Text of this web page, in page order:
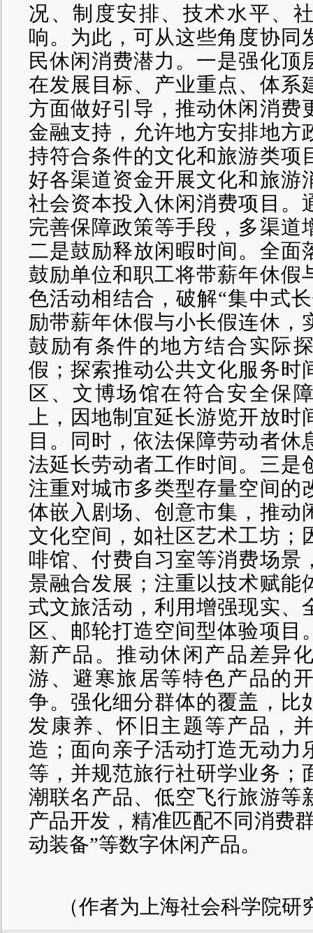
况、制度安排、技术水平、
响。为此，可从这些角度协同
民休闲消费潜力。一是强化顶
在发展目标、产业重点、体系
方面做好引导，推动休闲消费
金融支持，允许地方安排地方
持符合条件的文化和旅游类项
好各渠道资金开展文化和旅游
社会资本投入休闲消费项目。
完善保障政策等手段，多渠道
二是鼓励释放闲暇时间。全面
鼓励单位和职工将带薪年休假
色活动相结合，破解“集中式
励带薪年休假与小长假连休，
鼓励有条件的地方结合实际
假；探索推动公共文化服务时
区、文博场馆在符合安全保
上，因地制宜延长游览开放
目。同时，依法保障劳动者休
法延长劳动者工作时间。三是
注重对城市多类型存量空间的
体嵌入剧场、创意市集，推动
文化空间，如社区艺术工坊；
啡馆、付费自习室等消费场景
景融合发展；注重以技术赋能
式文旅活动，利用增强现实、
区、邮轮打造空间型体验项目
新产品。推动休闲产品差异
游、避寒旅居等特色产品的
争。强化细分群体的覆盖，比
发康养、怀旧主题等产品，
造；面向亲子活动打造无动力
等，并规范旅行社研学业务；
潮联名产品、低空飞行旅游等
产品开发，精准匹配不同消费
动装备”等数字休闲产品。
（作者为上海社会科学院研